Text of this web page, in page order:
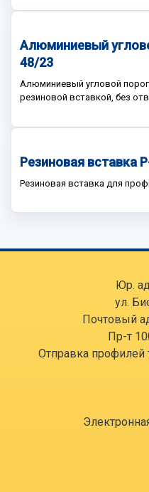
Алюминиевый
48/23
Алюминиевый угловой
резиновой вставкой, без
Резиновая вставка
Резиновая вставка для
Юр.
ул.
Почтовый
Пр-т
Отправка профилей